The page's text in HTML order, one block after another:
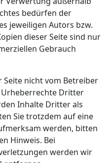
bedürfen der
jeweiligen Autors bzw.
dieser Seite sind nur
Gebrauch
Seite nicht vom Betreiber
Dritter
Inhalte Dritter als
Sie trotzdem auf eine
werden, bitten
Hinweis. Bei
werden wir